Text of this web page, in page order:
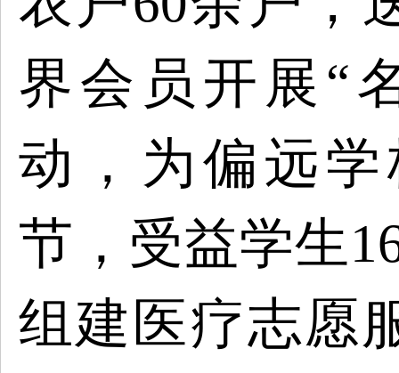
界会员开展“
动，为偏远
节，受益学生
组建医疗志愿